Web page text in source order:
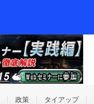
政策 タイアップ